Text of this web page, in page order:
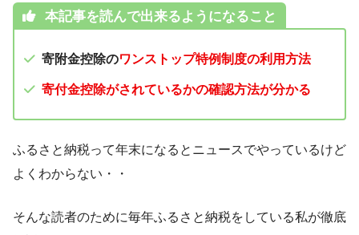
本記事を読んで出来るようになること
寄附金控除のワンストップ特例制度の利用方法
寄付金控除がされているかの確認方法が分かる
ふるさと納税って年末になるとニュースでやっているけど
よくわからない・・
そんな読者のために毎年ふるさと納税をしている私が徹底